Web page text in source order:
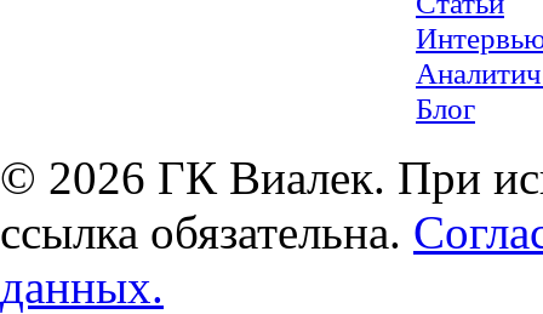
Блог
© 2026 ГК Виалек. При
ссылка обязательна.
данных.